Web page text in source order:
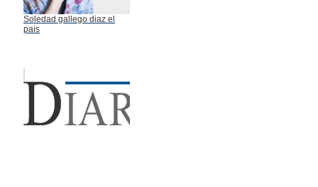
Soledad gallego diaz el
pais